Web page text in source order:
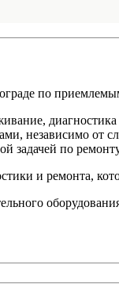
по
независимо от
задачей по
и ремонта,